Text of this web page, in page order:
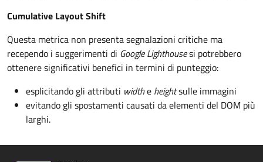
Cumulative Layout Shift
Questa metrica non presenta segnalazioni critiche ma
recependo i suggerimenti di Google Lighthousesi potrebbero
ottenere significativi benefici in termini di punteggio:
esplicitando gli attributi widthe heightsulle immagini
evitando gli spostamenti causati da elementi del DOM più
larghi.